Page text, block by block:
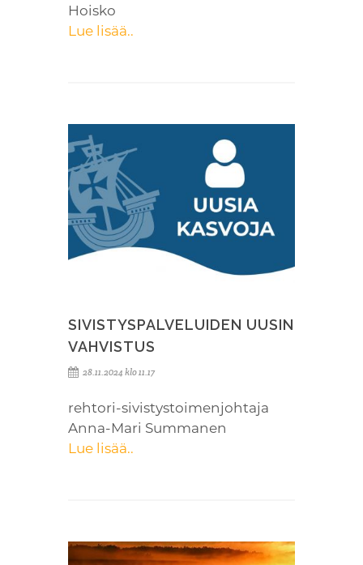
Hoisko
Lue lisää..
SIVISTYSPALVELUIDEN UUSIN
VAHVISTUS
28.11.2024 klo 11.17
rehtori-sivistystoimenjohtaja
Anna-Mari Summanen
Lue lisää..